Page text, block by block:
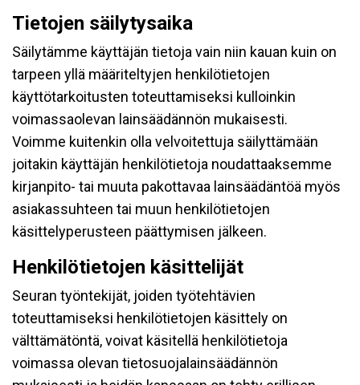
Tietojen säilytysaika
Säilytämme käyttäjän tietoja vain niin kauan kuin on
tarpeen yllä määriteltyjen henkilötietojen
käyttötarkoitusten toteuttamiseksi kulloinkin
voimassaolevan lainsäädännön mukaisesti.
Voimme kuitenkin olla velvoitettuja säilyttämään
joitakin käyttäjän henkilötietoja noudattaaksemme
kirjanpito- tai muuta pakottavaa lainsäädäntöä myös
asiakassuhteen tai muun henkilötietojen
käsittelyperusteen päättymisen jälkeen.
Henkilötietojen käsittelijät
Seuran työntekijät, joiden työtehtävien
toteuttamiseksi henkilötietojen käsittely on
välttämätöntä, voivat käsitellä henkilötietoja
voimassa olevan tietosuojalainsäädännön